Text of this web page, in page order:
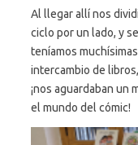
Al llegar allí nos
ciclo por un lado, y
teníamos
intercambio de
¡nos aguardaban un
el mundo del cómic!